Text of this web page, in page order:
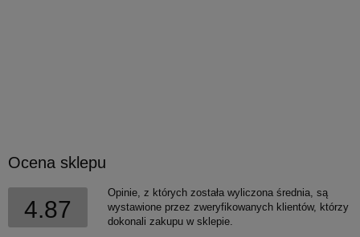
Ocena sklepu
4.87
Opinie, z których została wyliczona średnia, są
wystawione przez zweryfikowanych klientów, którzy
dokonali zakupu w sklepie.